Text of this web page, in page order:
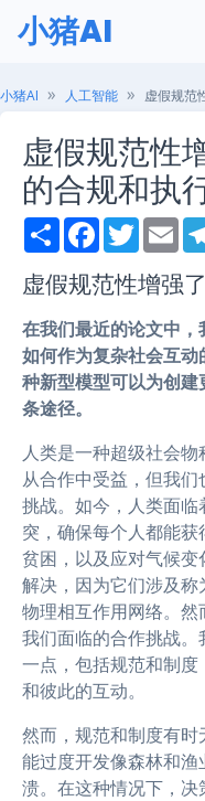
小猪AI
小猪AI 人工智能 虚假规范
虚假规范性
的合规和执
S
h
r
e
F
a
e
b
o
o
k
T
w
t
t
e
r
E
m
i
l
虚假规范性增强
在我们最近的论文中
如何作为复杂社会互
种新型模型可以为创
条途径。
人类是一种超级社会
从合作中受益，但我
挑战。如今，人类面
突，确保每个人都能
贫困，以及应对气候
解决，因为它们涉及
物理相互作用网络。
我们面临的合作挑战
一点，包括规范和制
和彼此的互动。
然而，规范和制度有
能过度开发像森林和
溃。在这种情况下，